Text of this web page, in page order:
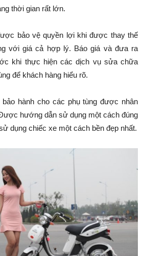
thời gian rất lớn.
bảo vệ quyền lợi khi được thay thế
với giá cả hợp lý. Báo giá và đưa ra
khi thực hiện các dịch vụ sửa chữa
để khách hàng hiểu rõ.
hành cho các phụ tùng được nhân
hướng dẫn sử dụng một cách đúng
dụng chiếc xe một cách bền đẹp nhất.